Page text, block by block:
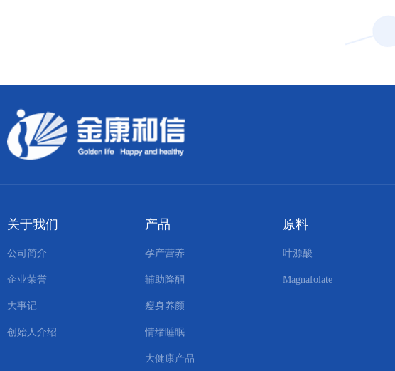
关于我们
公司简介
企业荣誉
大事记
创始人介绍
产品
孕产营养
辅助降酮
瘦身养颜
情绪睡眠
大健康产品
原料
叶源酸
Magnafolate